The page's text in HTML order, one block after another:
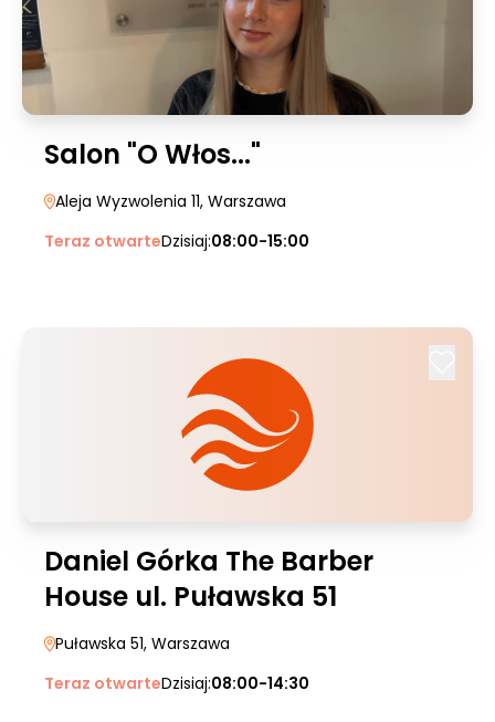
Salon "O Włos..."
Aleja Wyzwolenia 11, Warszawa
Teraz otwarteDzisiaj:08:00-15:00
Daniel Górka The Barber
House ul. Puławska 51
Puławska 51, Warszawa
Teraz otwarteDzisiaj:08:00-14:30